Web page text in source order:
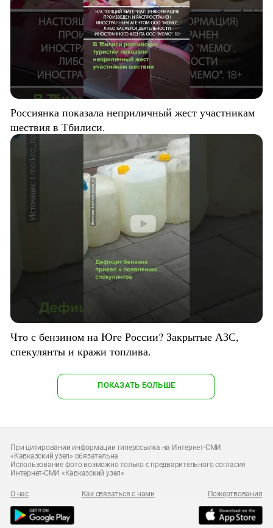
Россиянка показала неприличный жест участникам
шествия в Тбилиси.
Что с бензином на Юге России? Закрытые АЗС,
спекулянты и кражи топлива.
ПОКАЗАТЬ БОЛЬШЕ
При цитировании информации гиперссылка на Интернет-СМИ
«Кавказский узел» обязательна
Использование фото возможно только с предварительного согласия
Интернет-СМИ «Кавказский узел»
О нас Как связаться с нами Пожертвования